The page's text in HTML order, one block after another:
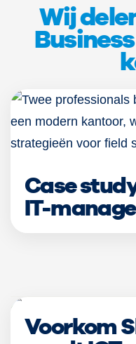
Wij
Case
IT-
Voorkom